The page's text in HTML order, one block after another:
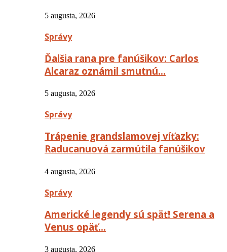
5 augusta, 2026
Správy
Ďalšia rana pre fanúšikov: Carlos
Alcaraz oznámil smutnú…
5 augusta, 2026
Správy
Trápenie grandslamovej víťazky:
Raducanuová zarmútila fanúšikov
4 augusta, 2026
Správy
Americké legendy sú späť! Serena a
Venus opäť…
3 augusta, 2026